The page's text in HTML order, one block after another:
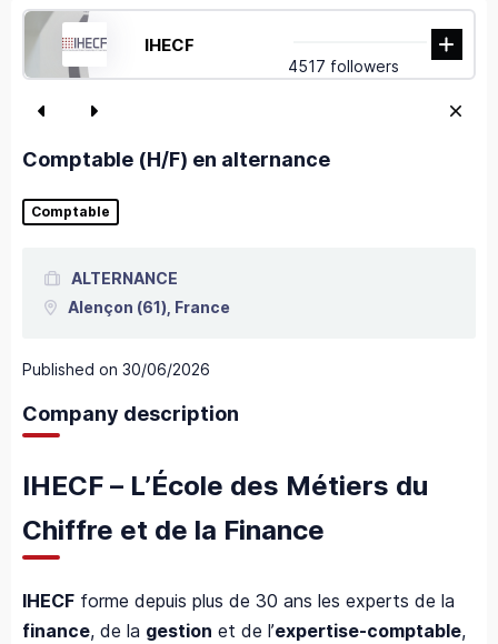
IHECF
4517 followers
Comptable (H/F) en alternance
Comptable
ALTERNANCE
Alençon (61), France
Published on 30/06/2026
Company description
IHECF – L’École des Métiers du
Chiffre et de la Finance
IHECF forme depuis plus de 30 ans les experts de la
finance, de la gestion et de l’expertise-comptable,